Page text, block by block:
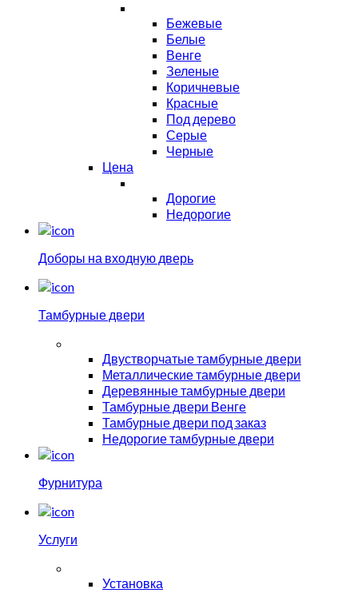
Бежевые
Белые
Венге
Зеленые
Коричневые
Красные
Под дерево
Серые
Черные
Цена
Дорогие
Недорогие
Доборы на входную дверь
Тамбурные двери
Двустворчатые тамбурные двери
Металлические тамбурные двери
Деревянные тамбурные двери
Тамбурные двери Венге
Тамбурные двери под заказ
Недорогие тамбурные двери
Фурнитура
Услуги
Установка